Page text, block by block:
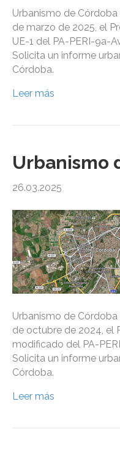
Urbanismo de
de marzo de 2025, el
UE-1 del PA-PERI-9a-
Solicita un informe
Córdoba.
Leer más
Urbanismo
26.03.2025
Urbanismo de
de octubre de 2024, el
modificado del PA-
Solicita un informe
Córdoba.
Leer más